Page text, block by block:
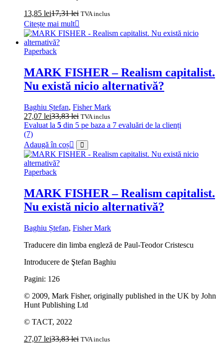
13,85 lei17,31lei TVA inclus
Citește mai mult
Paperback
MARK FISHER – Realism capitalist.
Nu există nicio alternativă?
Baghiu Ștefan, Fisher Mark
27,07 lei33,83lei TVA inclus
Evaluat la 5 din 5 pe baza a 7 evaluări de la clienți
(7)
Adaugă în coș
Paperback
MARK FISHER – Realism capitalist.
Nu există nicio alternativă?
Baghiu Ștefan, Fisher Mark
Traducere din limba engleză de Paul-Teodor Cristescu
Introducere de Ştefan Baghiu
Pagini: 126
© 2009, Mark Fisher, originally published in the UK by John
Hunt Publishing Ltd
© TACT, 2022
27,07 lei33,83lei TVA inclus